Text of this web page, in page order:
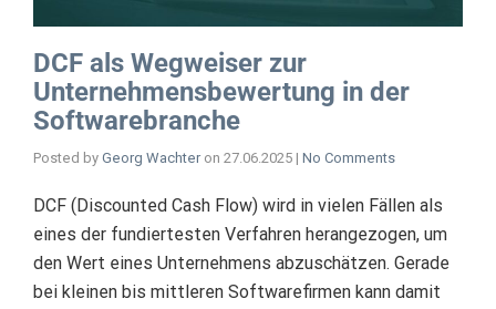
DCF als Wegweiser zur
Unternehmensbewertung in der
Softwarebranche
Posted by Georg Wachter on 27.06.2025 | No Comments
DCF (Discounted Cash Flow) wird in vielen Fällen als
eines der fundiertesten Verfahren herangezogen, um
den Wert eines Unternehmens abzuschätzen. Gerade
bei kleinen bis mittleren Softwarefirmen kann damit